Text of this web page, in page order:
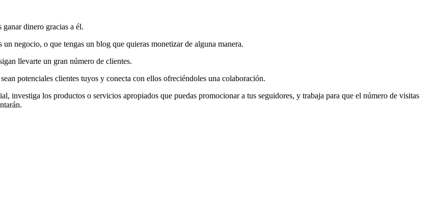
dinero gracias a él.
negocio, o que tengas un blog que quieras monetizar de alguna manera.
llevarte un gran número de clientes.
potenciales clientes tuyos y conecta con ellos ofreciéndoles una colaboración.
investiga los productos o servicios apropiados que puedas promocionar a tus seguidores, y trabaja para que el número de visitas